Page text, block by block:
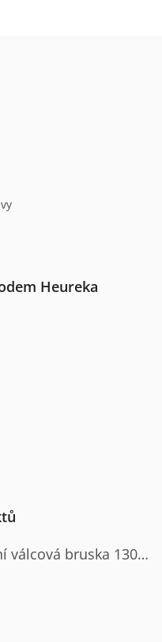
Heureka
XT105350 Satinační válcová bruska 1300W
z 5 hvězdiček.